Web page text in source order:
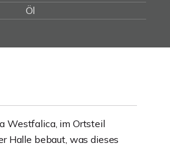
Öl
Westfalica, im Ortsteil
Halle bebaut, was dieses